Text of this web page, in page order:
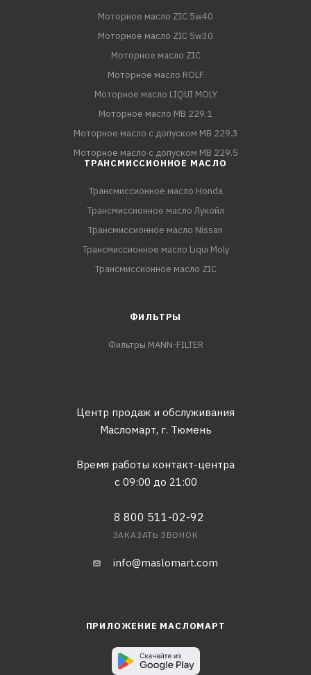
Моторное масло ZIC 5w40
Моторное масло ZIC 5w30
Моторное масло ZIC
Моторное масло ROLF
Моторное масло LIQUI MOLY
Моторное масло MB 229.1
Моторное масло с допуском MB 229.3
Моторное масло с допуском MB 229.5
ТРАНСМИССИОННОЕ МАСЛО
Трансмиссионное масло Honda
Трансмиссионное масло Лукойл
Трансмиссионное масло Nissan
Трансмиссионное масло Liqui Moly
Трансмиссионное масло ZIC
ФИЛЬТРЫ
Фильтры MANN-FILTER
Центр продаж и обслуживания
Масломарт, г. Тюмень
Время работы контакт-центра
с 09:00 до 21:00
8 800 511-02-92
ЗАКАЗАТЬ ЗВОНОК
info@maslomart.com
ПРИЛОЖЕНИЕ МАСЛОМАРТ